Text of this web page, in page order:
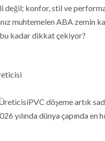
değil; konfor, stil ve
muhtemelen ABA zemin
bu kadar dikkat çekiyor?
döşeme artık
dünya çapında en